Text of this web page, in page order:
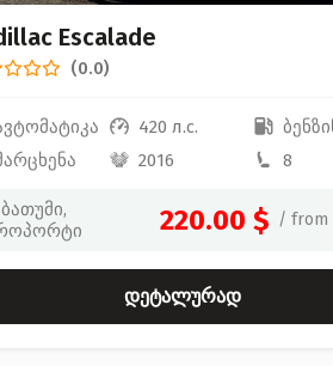
Escalade
(0.0)
420 л.с.
2016 8
ბათუმი,
220.00 $ / from
დეტალურად